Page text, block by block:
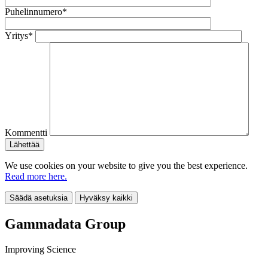
Puhelinnumero*
Yritys*
Kommentti
We use cookies on your website to give you the best experience.
Read more here.
Säädä asetuksia Hyväksy kaikki
Gammadata Group
Improving Science